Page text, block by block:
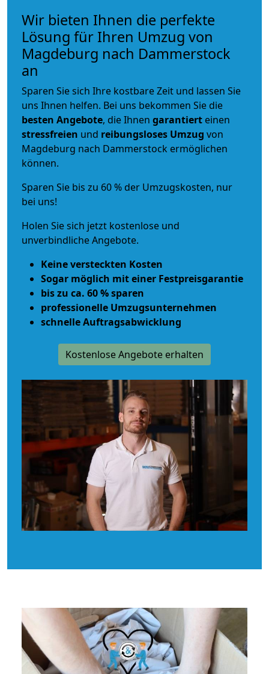
Wir bieten Ihnen die perfekte
Lösung für Ihren Umzug von
Magdeburg nach Dammerstock
an
Sparen Sie sich Ihre kostbare Zeit und lassen Sie
uns Ihnen helfen. Bei uns bekommen Sie die
besten Angebote, die Ihnen garantiert einen
stressfreien und reibungsloses Umzug von
Magdeburg nach Dammerstock ermöglichen
können.
Sparen Sie bis zu 60 % der Umzugskosten, nur
bei uns!
Holen Sie sich jetzt kostenlose und
unverbindliche Angebote.
Keine versteckten Kosten
Sogar möglich mit einer Festpreisgarantie
bis zu ca. 60 % sparen
professionelle Umzugsunternehmen
schnelle Auftragsabwicklung
Kostenlose Angebote erhalten